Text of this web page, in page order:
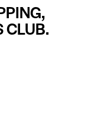
CLUB.